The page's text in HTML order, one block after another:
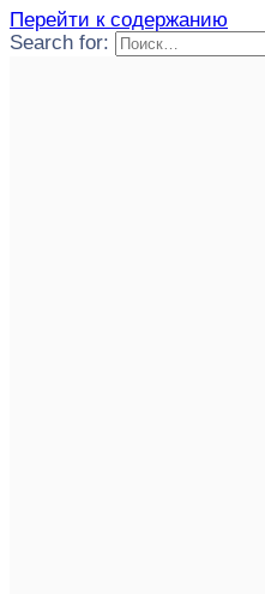
Перейти к содержанию
Search for: